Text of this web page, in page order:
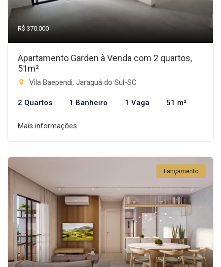
R$ 370.000
Apartamento Garden à Venda com 2 quartos,
51m²
Vila Baependi, Jaraguá do Sul-SC
2 Quartos 1 Banheiro 1 Vaga 51 m²
Mais informações
Lançamento